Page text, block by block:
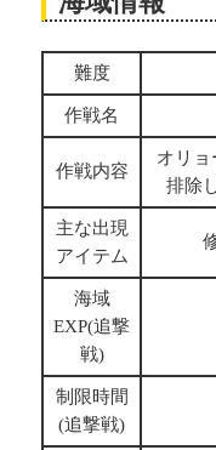
難度
作戦名
作戦内容
オリョ
排除
主な出現
アイテム
海域
EXP(追撃
戦)
制限時間
(追撃戦)